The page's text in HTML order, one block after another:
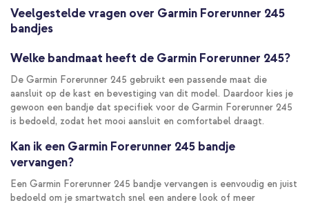
Veelgestelde vragen over Garmin Forerunner 245
bandjes
Welke bandmaat heeft de Garmin Forerunner 245?
De Garmin Forerunner 245 gebruikt een passende maat die
aansluit op de kast en bevestiging van dit model. Daardoor kies je
gewoon een bandje dat specifiek voor de Garmin Forerunner 245
is bedoeld, zodat het mooi aansluit en comfortabel draagt.
Kan ik een Garmin Forerunner 245 bandje
vervangen?
Een Garmin Forerunner 245 bandje vervangen is eenvoudig en juist
bedoeld om je smartwatch snel een andere look of meer